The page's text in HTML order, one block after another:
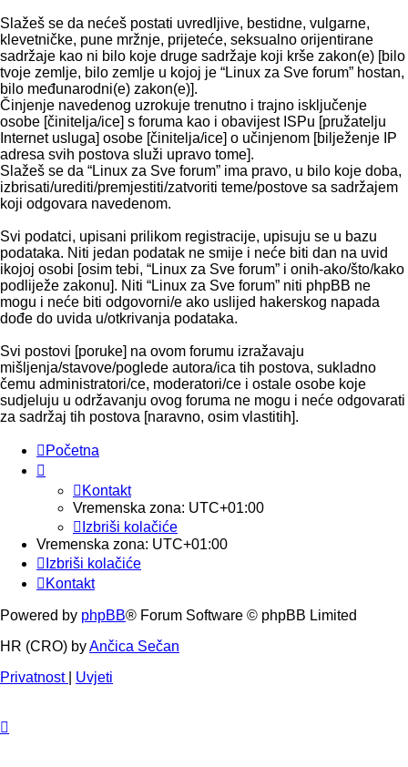
Slažeš se da nećeš postati uvredljive, bestidne, vulgarne,
klevetničke, pune mržnje, prijeteće, seksualno orijentirane
sadržaje kao ni bilo koje druge sadržaje koji krše zakon(e) [bilo
tvoje zemlje, bilo zemlje u kojoj je “Linux za Sve forum” hostan,
bilo međunarodni(e) zakon(e)].
Činjenje navedenog uzrokuje trenutno i trajno isključenje
osobe [činitelja/ice] s foruma kao i obavijest ISPu [pružatelju
Internet usluga] osobe [činitelja/ice] o učinjenom [bilježenje IP
adresa svih postova služi upravo tome].
Slažeš se da “Linux za Sve forum” ima pravo, u bilo koje doba,
izbrisati/urediti/premjestiti/zatvoriti teme/postove sa sadržajem
koji odgovara navedenom.
Svi podatci, upisani prilikom registracije, upisuju se u bazu
podataka. Niti jedan podatak ne smije i neće biti dan na uvid
ikojoj osobi [osim tebi, “Linux za Sve forum” i onih-ako/što/kako
podliježe zakonu]. Niti “Linux za Sve forum” niti phpBB ne
mogu i neće biti odgovorni/e ako uslijed hakerskog napada
dođe do uvida u/otkrivanja podataka.
Svi postovi [poruke] na ovom forumu izražavaju
mišljenja/stavove/poglede autora/ica tih postova, sukladno
čemu administratori/ce, moderatori/ce i ostale osobe koje
sudjeluju u održavanju ovog foruma ne mogu i neće odgovarati
za sadržaj tih postova [naravno, osim vlastitih].
Početna
Kontakt
Vremenska zona: UTC+01:00
Izbriši kolačiće
Vremenska zona: UTC+01:00
Izbriši kolačiće
Kontakt
Powered by phpBB® Forum Software © phpBB Limited
HR (CRO) byAnčica Sečan
Privatnost
Uvjeti